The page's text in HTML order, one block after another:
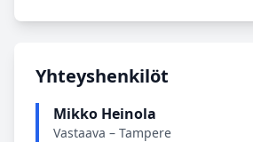
Yhteyshenkilöt
Mikko Heinola
Vastaava – Tampere